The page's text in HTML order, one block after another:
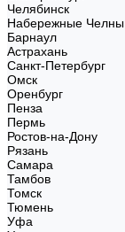
Челябинск
Набережные Челны
Барнаул
Астрахань
Санкт-Петербург
Омск
Оренбург
Пенза
Пермь
Ростов-на-Дону
Рязань
Самара
Тамбов
Томск
Тюмень
Уфа